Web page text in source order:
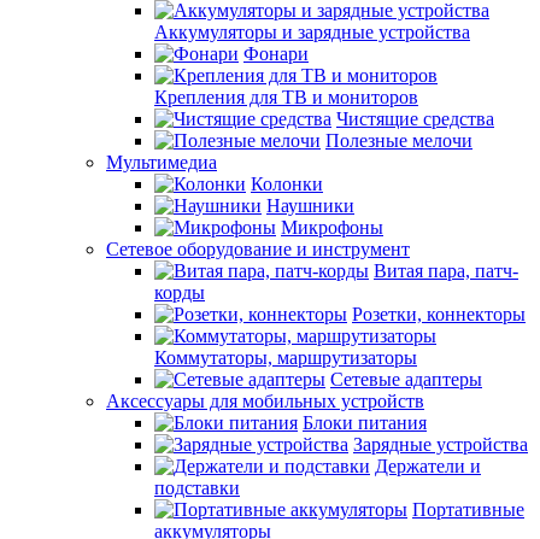
Аккумуляторы и зарядные устройства
Фонари
Крепления для ТВ и мониторов
Чистящие средства
Полезные мелочи
Мультимедиа
Колонки
Наушники
Микрофоны
Сетевое оборудование и инструмент
Витая пара, патч-
корды
Розетки, коннекторы
Коммутаторы, маршрутизаторы
Сетевые адаптеры
Аксессуары для мобильных устройств
Блоки питания
Зарядные устройства
Держатели и
подставки
Портативные
аккумуляторы